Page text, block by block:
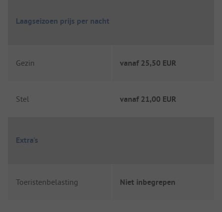
Laagseizoen prijs per nacht
Gezin vanaf 25,50 EUR
Stel vanaf 21,00 EUR
Extra's
Toeristenbelasting Niet inbegrepen